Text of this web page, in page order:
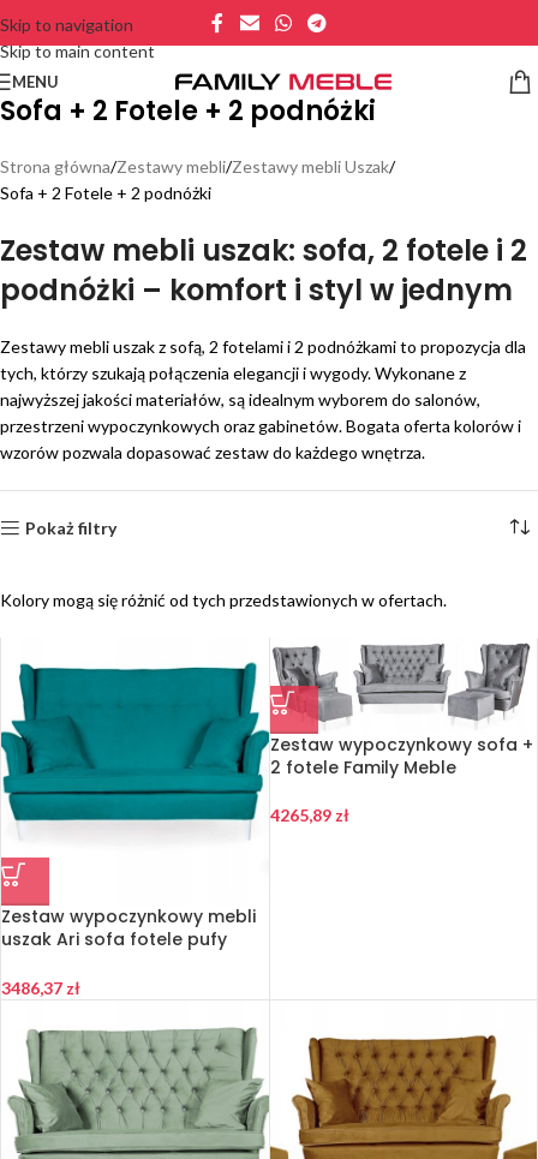
Skip to navigation
Skip to main content
MENU
Sofa + 2 Fotele + 2 podnóżki
Strona główna Zestawy mebli Zestawy mebli Uszak
Sofa + 2 Fotele + 2 podnóżki
Zestaw mebli uszak: sofa, 2 fotele i 2
podnóżki – komfort i styl w jednym
Zestawy mebli uszak z sofą, 2 fotelami i 2 podnóżkami to propozycja dla
tych, którzy szukają połączenia elegancji i wygody. Wykonane z
najwyższej jakości materiałów, są idealnym wyborem do salonów,
przestrzeni wypoczynkowych oraz gabinetów. Bogata oferta kolorów i
wzorów pozwala dopasować zestaw do każdego wnętrza.
Pokaż filtry
Kolory mogą się różnić od tych przedstawionych w ofertach.
Zestaw wypoczynkowy mebli
uszak Ari sofa fotele pufy
3486,37 zł
Zestaw wypoczynkowy sofa +
2 fotele Family Meble
4265,89 zł